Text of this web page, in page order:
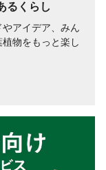
るくらし
アイデア、みん
物をもっと楽し